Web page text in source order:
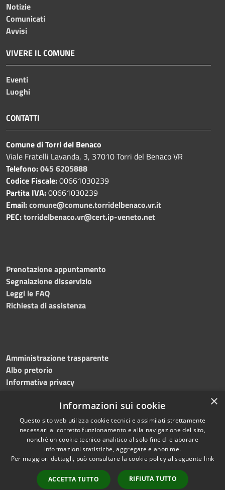
Notizie
Comunicati
Avvisi
VIVERE IL COMUNE
Eventi
Luoghi
CONTATTI
Comune di Torri del Benaco
Viale Fratelli Lavanda, 3, 37010 Torri del Benaco VR
Telefono:045 6205888
Codice Fiscale:00661030239
Partita IVA:00661030239
Email:comune@comune.torridelbenaco.vr.it
PEC:torridelbenaco.vr@cert.ip-veneto.net
Prenotazione appuntamento
Segnalazione disservizio
Leggi le FAQ
Richiesta di assistenza
Amministrazione trasparente
Albo pretorio
Informativa privacy
Dichiarazione di accessibilità
RSS
Accessibilità
Copyright © 2023 •
Comune di
Benaco • Powered
×
Informazioni sui cookie
Questo sito web utilizza cookie tecnici e assimilati strettamente
necessari al corretto funzionamento e alla navigazione del sito,
nonché un cookie tecnico analitico al solo fine di elaborare
informazioni statistiche, aggregate e anonime.
Per maggiori dettagli, può consultare la cookie policy al seguente link
ACCETTA TUTTO RIFIUTA TUTTO